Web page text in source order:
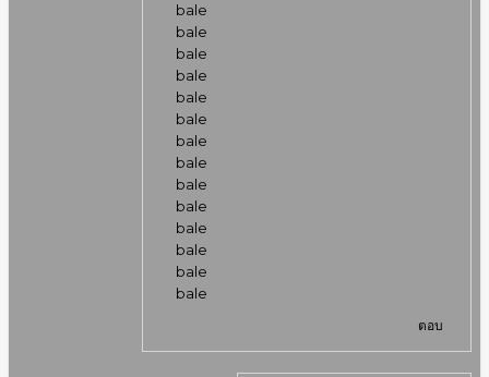
bale
bale
bale
bale
bale
bale
bale
bale
bale
bale
bale
bale
bale
bale
ตอบ